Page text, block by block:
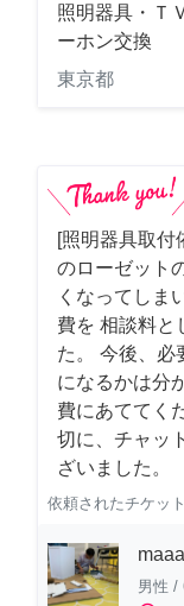
照明器具・Ｔ
ーホン交換
東京都
[照明器具取付
のローゼット
くなってしま
費を 相談料と
た。 今後、必
になるかは分
費にあててく
切に、チャッ
ざいました。
依頼されたチケット
男性 /